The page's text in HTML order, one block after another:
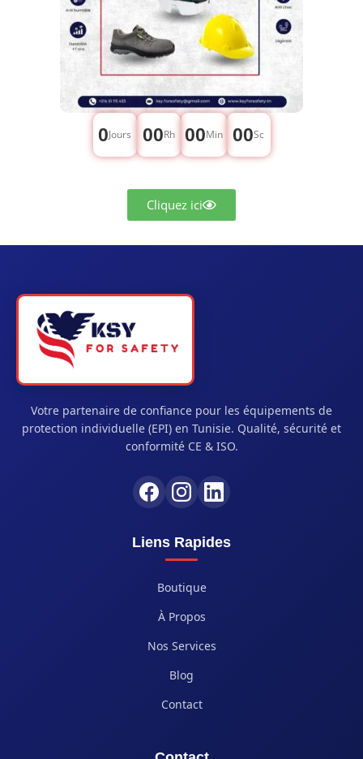
0Jours 00Rh 00Min 00Sc
Cliquez ici
Votre partenaire de confiance pour les équipements de
protection individuelle (EPI) en Tunisie. Qualité, sécurité et
conformité CE & ISO.
Liens Rapides
Boutique
À Propos
Nos Services
Blog
Contact